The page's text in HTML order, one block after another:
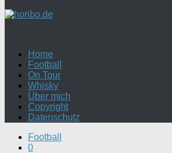
Home
Football
On Tour
Whisky
Über mich
Copyright
Datenschutz
Football
0